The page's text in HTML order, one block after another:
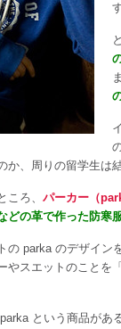
て
モ
モ
っ
た
い
「
か、周りの留学生は
ころ、 パーカー（
どの革で作った防寒
の parka のデザイ
やスエットのことを
という商品があ